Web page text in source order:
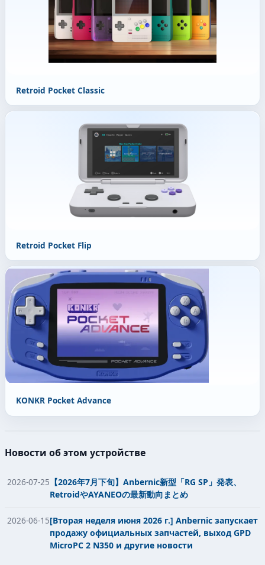
Retroid Pocket Classic
Retroid Pocket Flip
KONKR Pocket Advance
Новости об этом устройстве
2026-07-25 【2026年7月下旬】Anbernic新型「RG SP」発表、
RetroidやAYANEOの最新動向まとめ
2026-06-15[Вторая неделя июня 2026 г.] Anbernic запускает
продажу официальных запчастей, выход GPD
MicroPC 2 N350 и другие новости